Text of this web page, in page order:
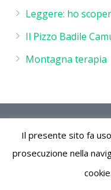
Leggere: ho
Il Pizzo Badile
Montagna terapia
Località Volano
dell'Adamello
Il presente sito fa
prosecuzione nella
cookie.